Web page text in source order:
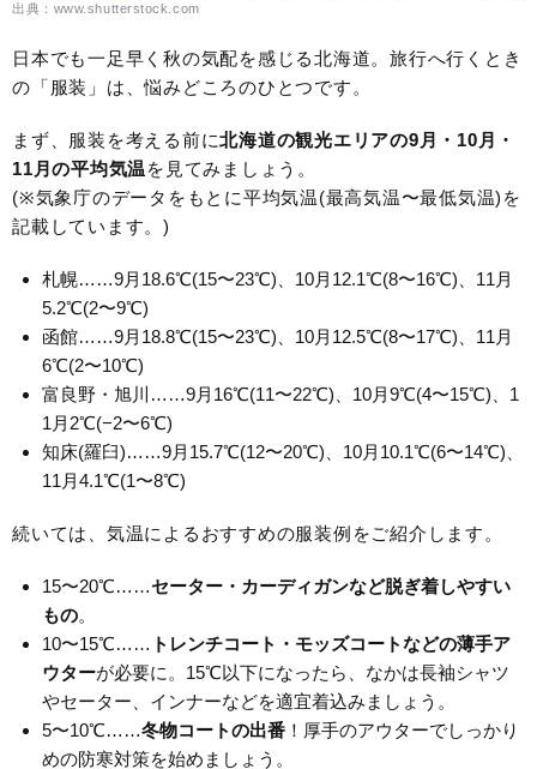
出典：www.shutterstock.com
日本でも一足早く秋の気配を感じる北海道。旅行へ行くとき
の「服装」は、悩みどころのひとつです。
まず、服装を考える前に北海道の観光エリアの9月・10月・
11月の平均気温 を見てみましょう。
(※気象庁のデータをもとに平均気温(最高気温〜最低気温)を
記載しています。)
札幌……9月18.6℃(15〜23℃)、10月12.1℃(8〜16℃)、11月
5.2℃(2〜9℃)
函館……9月18.8℃(15〜23℃)、10月12.5℃(8〜17℃)、11月
6℃(2〜10℃)
富良野・旭川……9月16℃(11〜22℃)、10月9℃(4〜15℃)、1
1月2℃(−2〜6℃)
知床(羅臼)……9月15.7℃(12〜20℃)、10月10.1℃(6〜14℃)、
11月4.1℃(1〜8℃)
続いては、気温によるおすすめの服装例をご紹介します。
15〜20℃……セーター・カーディガンなど脱ぎ着しやすい
もの。
10〜15℃…… トレンチコート・モッズコートなどの薄手ア
ウターが必要に。15℃以下になったら、なかは長袖シャツ
やセーター、インナーなどを適宜着込みましょう。
5〜10℃……冬物コートの出番 ！厚手のアウターでしっかり
めの防寒対策を始めましょう。